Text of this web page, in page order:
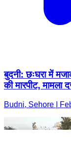
बुदनी: छःघरा में
की मारपीट, मामला
Budni, Sehore |